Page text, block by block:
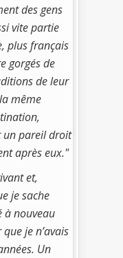
des gens
vite partie
plus français
gorgés de
de leur
même
un pareil droit
après eux."
et,
je sache
à nouveau
je n’avais
Un